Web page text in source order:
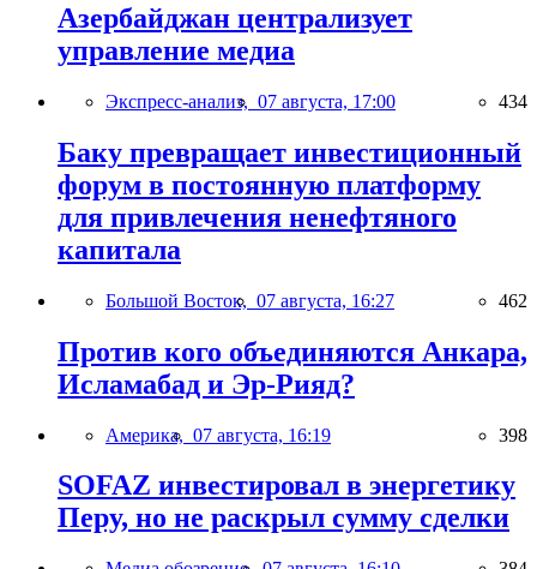
Азербайджан централизует
управление медиа
Экспресс-анализ, 07 августа, 17:00 434
Баку превращает инвестиционный
форум в постоянную платформу
для привлечения ненефтяного
капитала
Большой Восток, 07 августа, 16:27 462
Против кого объединяются Анкара,
Исламабад и Эр-Рияд?
Америка, 07 августа, 16:19 398
SOFAZ инвестировал в энергетику
Перу, но не раскрыл сумму сделки